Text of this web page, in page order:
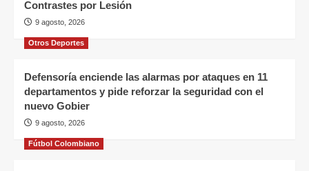
Contrastes por Lesión
9 agosto, 2026
Otros Deportes
Defensoría enciende las alarmas por ataques en 11
departamentos y pide reforzar la seguridad con el
nuevo Gobier
9 agosto, 2026
Fútbol Colombiano